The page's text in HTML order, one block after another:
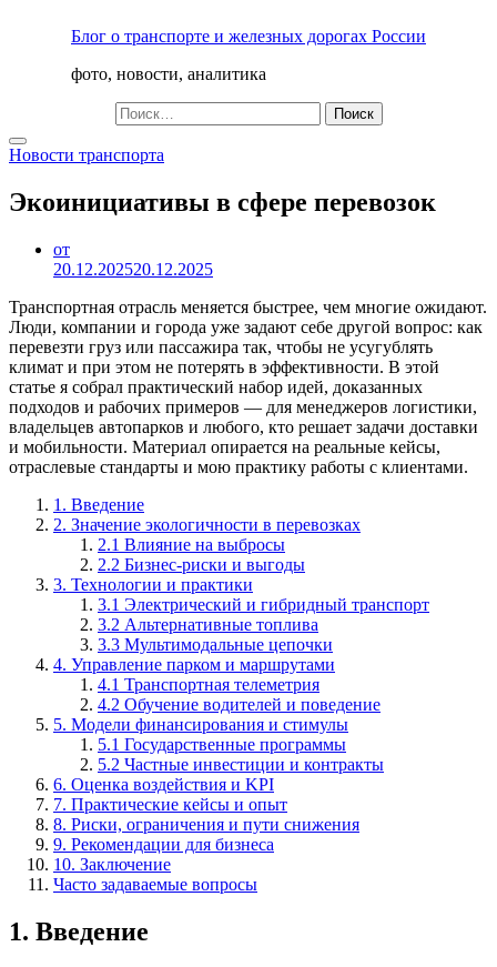
Блог о транспорте и железных дорогах России
фото, новости, аналитика
Найти:
Новости транспорта
Экоинициативы в сфере перевозок
от
20.12.202520.12.2025
Транспортная отрасль меняется быстрее, чем многие ожидают.
Люди, компании и города уже задают себе другой вопрос: как
перевезти груз или пассажира так, чтобы не усугублять
климат и при этом не потерять в эффективности. В этой
статье я собрал практический набор идей, доказанных
подходов и рабочих примеров — для менеджеров логистики,
владельцев автопарков и любого, кто решает задачи доставки
и мобильности. Материал опирается на реальные кейсы,
отраслевые стандарты и мою практику работы с клиентами.
1. Введение
2. Значение экологичности в перевозках
2.1 Влияние на выбросы
2.2 Бизнес-риски и выгоды
3. Технологии и практики
3.1 Электрический и гибридный транспорт
3.2 Альтернативные топлива
3.3 Мультимодальные цепочки
4. Управление парком и маршрутами
4.1 Транспортная телеметрия
4.2 Обучение водителей и поведение
5. Модели финансирования и стимулы
5.1 Государственные программы
5.2 Частные инвестиции и контракты
6. Оценка воздействия и KPI
7. Практические кейсы и опыт
8. Риски, ограничения и пути снижения
9. Рекомендации для бизнеса
10. Заключение
Часто задаваемые вопросы
1. Введение